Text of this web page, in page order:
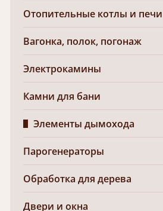
Отопительные котлы и печи
Вагонка, полок, погонаж
Электрокамины
Камни для бани
Элементы дымохода
Парогенераторы
Обработка для дерева
Двери и окна